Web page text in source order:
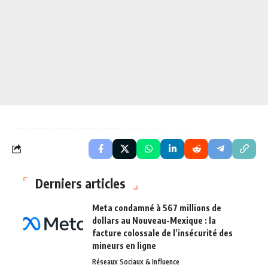
Derniers articles
Meta condamné à 567 millions de
dollars au Nouveau-Mexique : la
facture colossale de l’insécurité des
mineurs en ligne
Réseaux Sociaux & Influence